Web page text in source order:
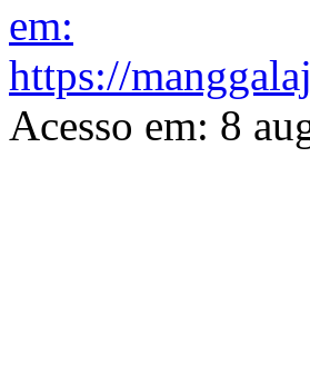
em:
https://
Acesso em: 8